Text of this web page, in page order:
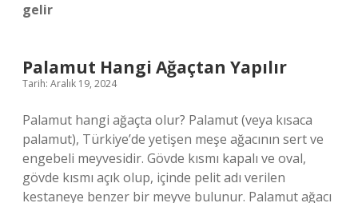
gelir
Palamut Hangi Ağaçtan Yapılır
Tarih: Aralık 19, 2024
Palamut hangi ağaçta olur? Palamut (veya kısaca
palamut), Türkiye’de yetişen meşe ağacının sert ve
engebeli meyvesidir. Gövde kısmı kapalı ve oval,
gövde kısmı açık olup, içinde pelit adı verilen
kestaneye benzer bir meyve bulunur. Palamut ağacı